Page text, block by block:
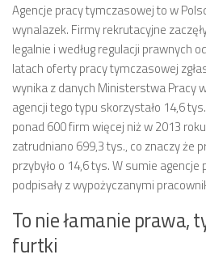
Agencje pracy tymczasowej to w
wynalazek. Firmy rekrutacyjne
legalnie i według regulacji prawnych
latach oferty pracy tymczasowej
wynika z danych Ministerstwa Pracy
agencji tego typu skorzystało 14,6
ponad 600 firm więcej niż w 2013
zatrudniano 699,3 tys., co znaczy że
przybyło o 14,6 tys. W sumie
podpisały z wypożyczanymi
To nie łamanie prawa,
furtki